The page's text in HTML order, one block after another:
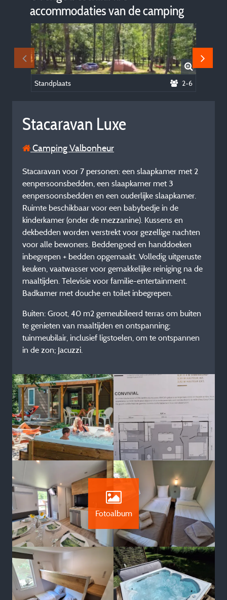
accommodaties van de camping
Standplaats 2-6
Stacaravan Luxe
Camping Valbonheur
Stacaravan voor 7 personen: een slaapkamer met 2
eenpersoonsbedden, een slaapkamer met 3
eenpersoonsbedden en een ouderlijke slaapkamer.
Ruimte beschikbaar voor een babybedje in de
kinderkamer (onder de mezzanine). Kussens en
dekbedden worden verstrekt voor gezellige nachten
voor alle bewoners. Beddengoed en handdoeken
inbegrepen + bedden opgemaakt. Volledig uitgeruste
keuken, vaatwasser voor gemakkelijke reiniging na de
maaltijden. Televisie voor familie-entertainment.
Badkamer met douche en toilet inbegrepen.
Buiten: Groot, 40 m2 gemeubileerd terras om buiten
te genieten van maaltijden en ontspanning;
tuinmeubilair, inclusief ligstoelen, om te ontspannen
in de zon; Jacuzzi.
Fotoalbum